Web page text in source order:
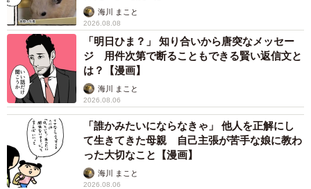
なかには、「他人と比べてたらいつまでも幸せにはなれな
いよ」「人と比較して幸せを感じていると、どんな状況で
も満足できなくいマインドになっちゃう」といったシビア
な意見も。
しかしその一方で、「自分は自分だからもっと視野を広げ
て客観的に見てほしい」「手に入れるのが当たり前になる
と、今度は些細なことでも満たされないと不満を感じるよ
うになる」と、主人公の気持ちに寄り添いつつも、今ある
海川 まこと
2026.08.08
「明日ひま？」 知り合いから唐突なメッセー
ジ 用件次第で断ることもできる賢い返信文と
は？【漫画】
海川 まこと
2026.08.06
「誰かみたいにならなきゃ」 他人を正解にし
て生きてきた母親 自己主張が苦手な娘に教わ
った大切なこと【漫画】
海川 まこと
2026.08.06